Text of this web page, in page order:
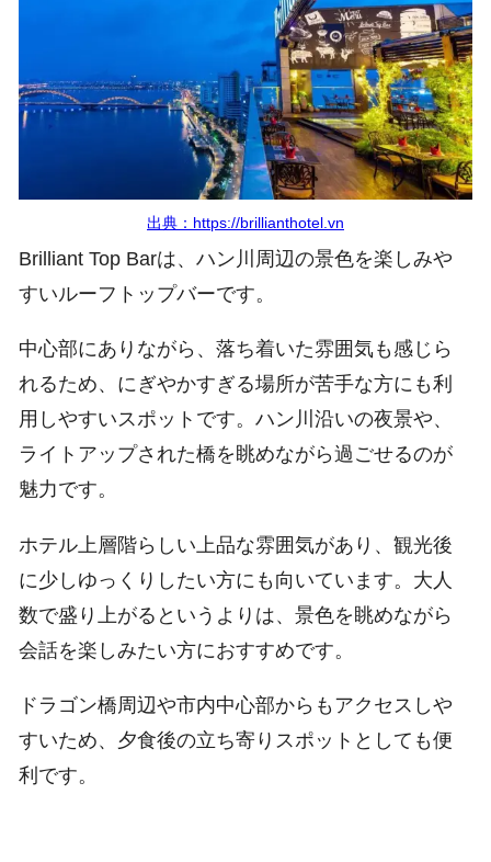
出典：https://brillianthotel.vn
Brilliant Top Barは、ハン川周辺の景色を楽しみや
すいルーフトップバーです。
中心部にありながら、落ち着いた雰囲気も感じら
れるため、にぎやかすぎる場所が苦手な方にも利
用しやすいスポットです。ハン川沿いの夜景や、
ライトアップされた橋を眺めながら過ごせるのが
魅力です。
ホテル上層階らしい上品な雰囲気があり、観光後
に少しゆっくりしたい方にも向いています。大人
数で盛り上がるというよりは、景色を眺めながら
会話を楽しみたい方におすすめです。
ドラゴン橋周辺や市内中心部からもアクセスしや
すいため、夕食後の立ち寄りスポットとしても便
利です。